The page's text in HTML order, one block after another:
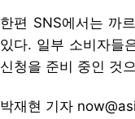
한편 SNS에서는 까
있다. 일부 소비자들
신청을 준비 중인 것
박재현 기자